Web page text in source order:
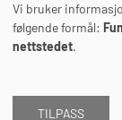
Journalens
Vi bruker
følgende formål:
nettstedet.
TILPASS